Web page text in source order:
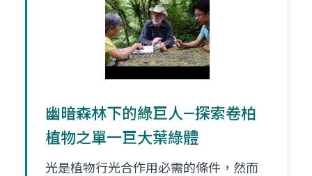
幽暗森林下的綠巨人—探索卷柏
植物之單一巨大葉綠體
光是植物行光合作用必需的條件，然而